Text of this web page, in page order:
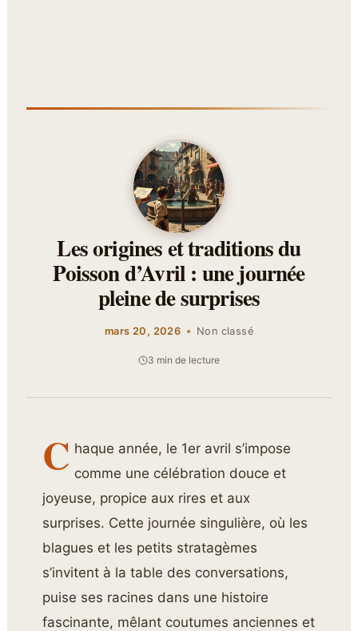
Les origines et traditions du
Poisson d’Avril : une journée
pleine de surprises
mars 20, 2026 Non classé
3 min de lecture
C haque année, le 1er avril s’impose
comme une célébration douce et
joyeuse, propice aux rires et aux
surprises. Cette journée singulière, où les
blagues et les petits stratagèmes
s’invitent à la table des conversations,
puise ses racines dans une histoire
fascinante, mêlant coutumes anciennes et